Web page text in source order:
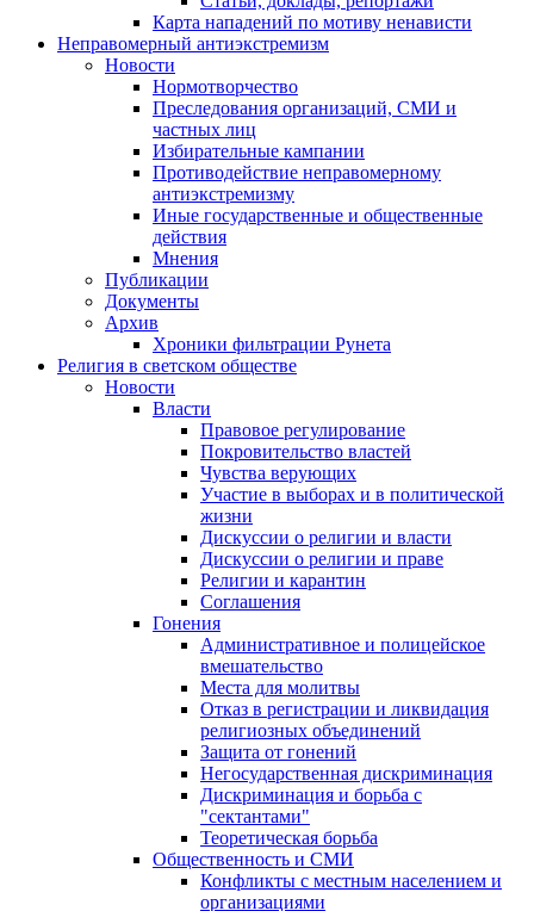
Карта нападений по мотиву ненависти
Неправомерный антиэкстремизм
Новости
Нормотворчество
Преследования организаций, СМИ и
частных лиц
Избирательные кампании
Противодействие неправомерному
антиэкстремизму
Иные государственные и общественные
действия
Мнения
Публикации
Документы
Архив
Хроники фильтрации Рунета
Религия в светском обществе
Новости
Власти
Правовое регулирование
Покровительство властей
Чувства верующих
Участие в выборах и в политической
жизни
Дискуссии о религии и власти
Дискуссии о религии и праве
Религии и карантин
Соглашения
Гонения
Административное и полицейское
вмешательство
Места для молитвы
Отказ в регистрации и ликвидация
религиозных объединений
Защита от гонений
Негосударственная дискриминация
Дискриминация и борьба с
"сектантами"
Теоретическая борьба
Общественность и СМИ
Конфликты с местным населением и
организациями